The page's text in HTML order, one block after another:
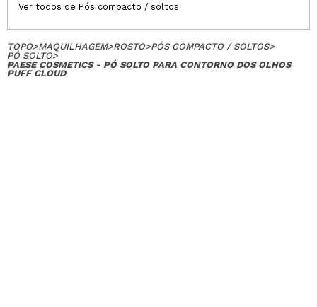
Ver todos de Pós compacto / soltos
TOPO>MAQUILHAGEM>ROSTO>PÓS COMPACTO / SOLTOS>
PÓ SOLTO>
PAESE COSMETICS - PÓ SOLTO PARA CONTORNO DOS OLHOS
PUFF CLOUD